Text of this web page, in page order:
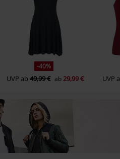
-40%
UVP ab 49,99 € ab 29,99 € UVP